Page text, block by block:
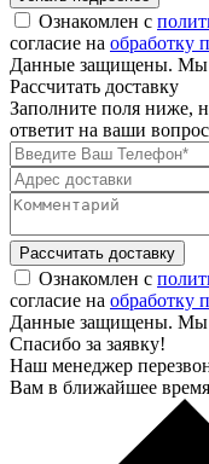
Ознакомлен с
согласие на обработку
Данные защищены. Мы
Рассчитать доставку
Заполните поля ниже,
ответит на ваши
Рассчитать доставку
Ознакомлен с
согласие на обработку
Данные защищены. Мы
Спасибо за заявку!
Наш менеджер
Вам в ближайшее время